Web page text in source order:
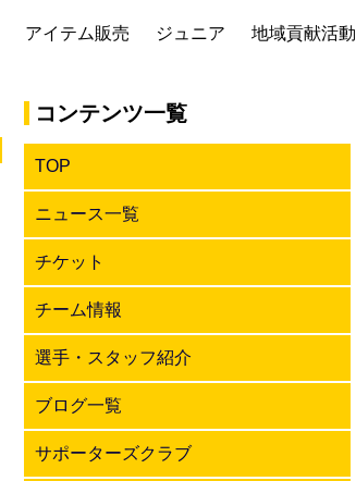
アイテム販売 ジュニア 地域貢献活動
コンテンツ一覧
TOP
ニュース一覧
チケット
チーム情報
選手・スタッフ紹介
ブログ一覧
サポーターズクラブ